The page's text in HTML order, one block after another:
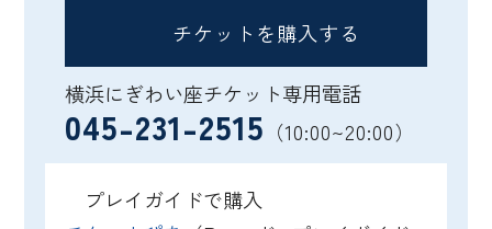
チケットを購入する
横浜にぎわい座チケット専用電話
045-231-2515 （10:00~20:00）
プレイガイドで購入